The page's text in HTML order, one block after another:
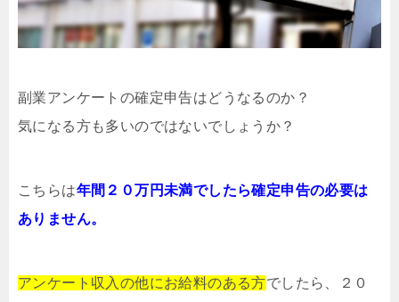
副業アンケートの確定申告はどうなるのか？
気になる方も多いのではないでしょうか？
こちらは年間２０万円未満でしたら確定申告の必要は
ありません。
アンケート収入の他にお給料のある方でしたら、２０